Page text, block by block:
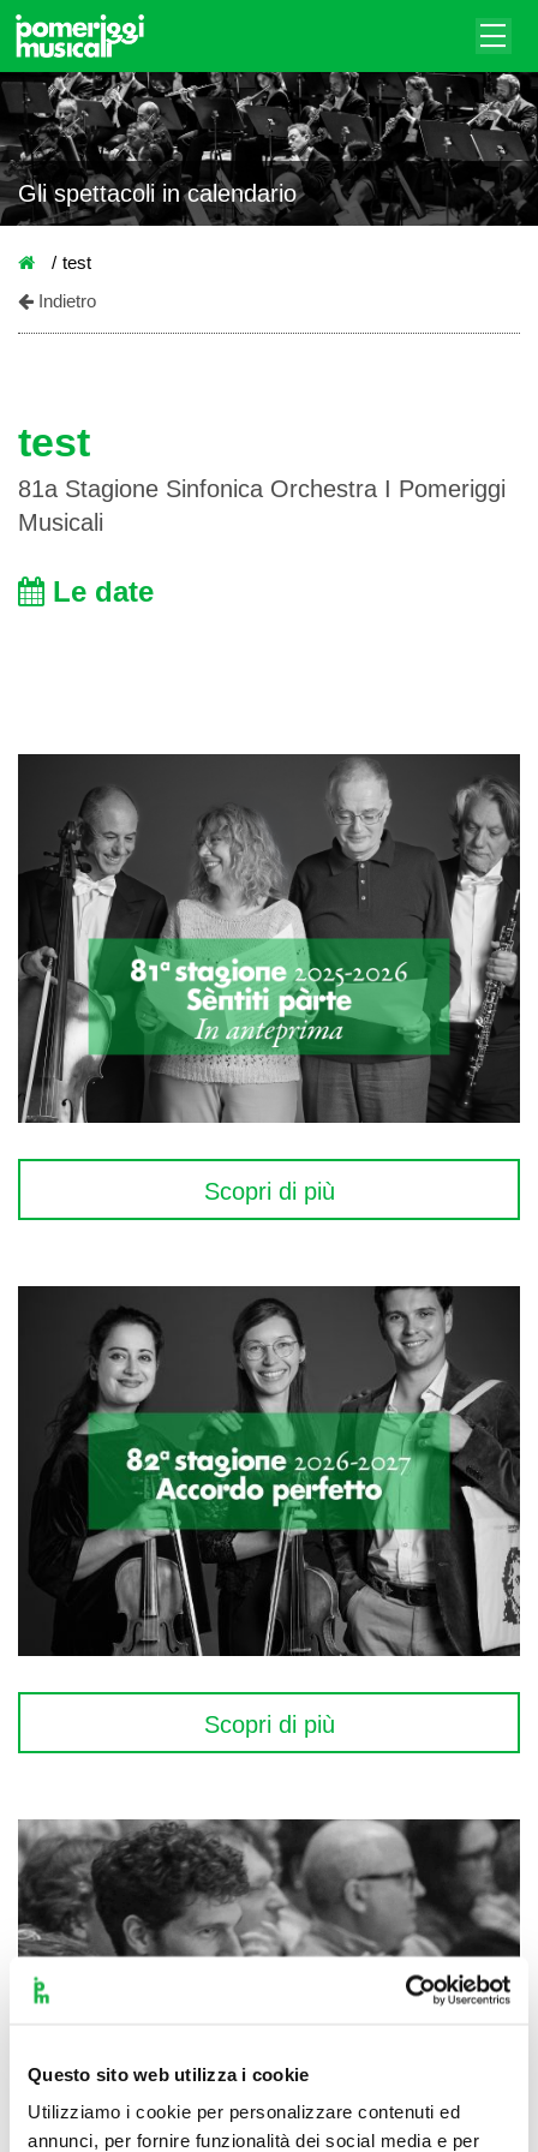
Questo sito web utilizza i cookie
Utilizziamo i cookie per personalizzare contenuti ed
annunci, per fornire funzionalità dei social media e per
Gli spettacoli in calendario
test
Indietro
test
81a Stagione Sinfonica Orchestra I Pomeriggi
Musicali
Le date
Scopri di più
Scopri di più